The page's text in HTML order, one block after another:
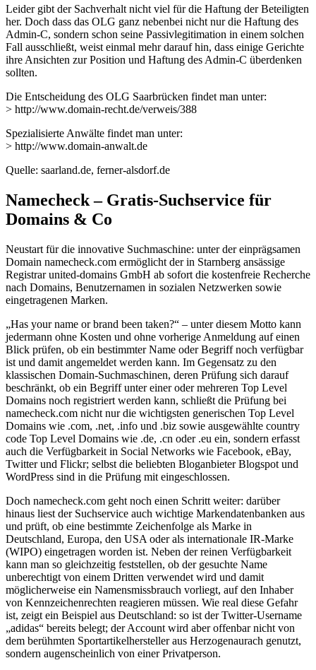
Leider gibt der Sachverhalt nicht viel für die Haftung der Beteiligten
her. Doch dass das OLG ganz nebenbei nicht nur die Haftung des
Admin-C, sondern schon seine Passivlegitimation in einem solchen
Fall ausschließt, weist einmal mehr darauf hin, dass einige Gerichte
ihre Ansichten zur Position und Haftung des Admin-C überdenken
sollten.
Die Entscheidung des OLG Saarbrücken findet man unter:
> http://www.domain-recht.de/verweis/388
Spezialisierte Anwälte findet man unter:
> http://www.domain-anwalt.de
Quelle: saarland.de, ferner-alsdorf.de
Namecheck – Gratis-Suchservice für
Domains & Co
Neustart für die innovative Suchmaschine: unter der einprägsamen
Domain namecheck.com ermöglicht der in Starnberg ansässige
Registrar united-domains GmbH ab sofort die kostenfreie Recherche
nach Domains, Benutzernamen in sozialen Netzwerken sowie
eingetragenen Marken.
„Has your name or brand been taken?“ – unter diesem Motto kann
jedermann ohne Kosten und ohne vorherige Anmeldung auf einen
Blick prüfen, ob ein bestimmter Name oder Begriff noch verfügbar
ist und damit angemeldet werden kann. Im Gegensatz zu den
klassischen Domain-Suchmaschinen, deren Prüfung sich darauf
beschränkt, ob ein Begriff unter einer oder mehreren Top Level
Domains noch registriert werden kann, schließt die Prüfung bei
namecheck.com nicht nur die wichtigsten generischen Top Level
Domains wie .com, .net, .info und .biz sowie ausgewählte country
code Top Level Domains wie .de, .cn oder .eu ein, sondern erfasst
auch die Verfügbarkeit in Social Networks wie Facebook, eBay,
Twitter und Flickr; selbst die beliebten Bloganbieter Blogspot und
WordPress sind in die Prüfung mit eingeschlossen.
Doch namecheck.com geht noch einen Schritt weiter: darüber
hinaus liest der Suchservice auch wichtige Markendatenbanken aus
und prüft, ob eine bestimmte Zeichenfolge als Marke in
Deutschland, Europa, den USA oder als internationale IR-Marke
(WIPO) eingetragen worden ist. Neben der reinen Verfügbarkeit
kann man so gleichzeitig feststellen, ob der gesuchte Name
unberechtigt von einem Dritten verwendet wird und damit
möglicherweise ein Namensmissbrauch vorliegt, auf den Inhaber
von Kennzeichenrechten reagieren müssen. Wie real diese Gefahr
ist, zeigt ein Beispiel aus Deutschland: so ist der Twitter-Username
„adidas“ bereits belegt; der Account wird aber offenbar nicht von
dem berühmten Sportartikelhersteller aus Herzogenaurach genutzt,
sondern augenscheinlich von einer Privatperson.